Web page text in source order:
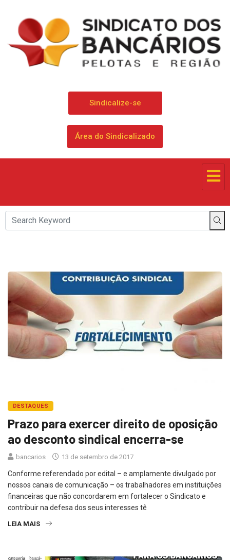
Sindicalize-se
Área do Sindicalizado
DESTAQUES
Prazo para exercer direito de oposição
ao desconto sindical encerra-se
bancarios 13 de setembro de 2017
Conforme referendado por edital – e amplamente divulgado por
nossos canais de comunicação – os trabalhadores em instituições
financeiras que não concordarem em fortalecer o Sindicato e
contribuir na defesa dos seus interesses tê
LEIA MAIS